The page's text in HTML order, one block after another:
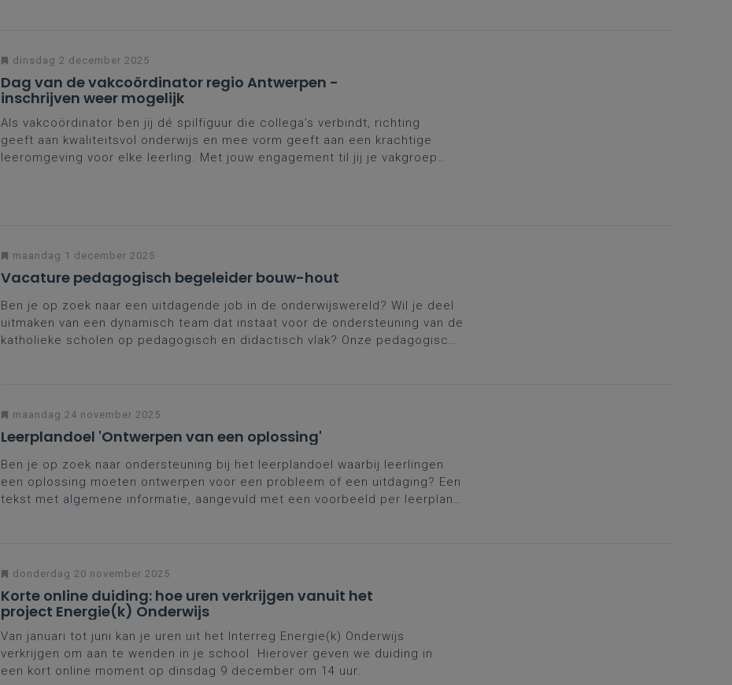
dinsdag 2 december 2025
Dag van de vakcoördinator regio Antwerpen -
inschrijven weer mogelijk
Als vakcoördinator ben jij dé spilfiguur die collega’s verbindt, richting
geeft aan kwaliteitsvol onderwijs en mee vorm geeft aan een krachtige
leeromgeving voor elke leerling. Met jouw engagement til jij je vakgroep
maandag 1 december 2025
Vacature pedagogisch begeleider bouw-hout
Ben je op zoek naar een uitdagende job in de onderwijswereld? Wil je deel
uitmaken van een dynamisch team dat instaat voor de ondersteuning van de
katholieke scholen op pedagogisch en didactisch vlak? Onze pedagogische
maandag 24 november 2025
Leerplandoel 'Ontwerpen van een oplossing'
Ben je op zoek naar ondersteuning bij het leerplandoel waarbij leerlingen
een oplossing moeten ontwerpen voor een probleem of een uitdaging? Een
tekst met algemene informatie, aangevuld met een voorbeeld per leerplan,
donderdag 20 november 2025
Korte online duiding: hoe uren verkrijgen vanuit het
project Energie(k) Onderwijs
Van januari tot juni kan je uren uit het Interreg Energie(k) Onderwijs
verkrijgen om aan te wenden in je school. Hierover geven we duiding in
een kort online moment op dinsdag 9 december om 14 uur.